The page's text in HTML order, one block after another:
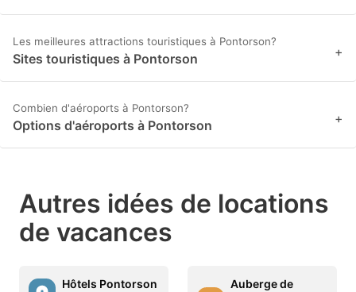
Les meilleures attractions touristiques à Pontorson?
Sites touristiques à Pontorson +
Combien d'aéroports à Pontorson?
Options d'aéroports à Pontorson +
Autres idées de locations
de vacances
Hôtels Pontorson
Auberge de